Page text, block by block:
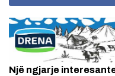
Një ngjarje